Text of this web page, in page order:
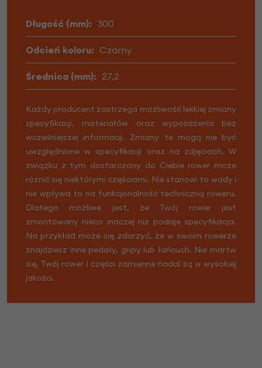
Długość (mm): 300
Odcień koloru: Czarny
Średnica (mm): 27,2
Każdy producent zastrzega możliwość lekkiej zmiany
specyfikacji, materiałów oraz wyposażenia bez
wcześniejszej informacji. Zmiany te mogą nie być
uwzględnione w specyfikacji oraz na zdjęciach. W
związku z tym dostarczony do Ciebie rower może
różnić się niektórymi częściami. Nie stanowi to wady i
nie wpływa to na funkcjonalność techniczną roweru.
Dlatego możliwe jest, że Twój rower jest
zmontowany nieco inaczej niż podaje specyfikacja.
Na przykład może się zdarzyć, że w swoim rowerze
znajdziesz inne pedały, gripy lub łańcuch. Nie martw
się, Twój rower i części zamienne nadal są w wysokiej
jakości.